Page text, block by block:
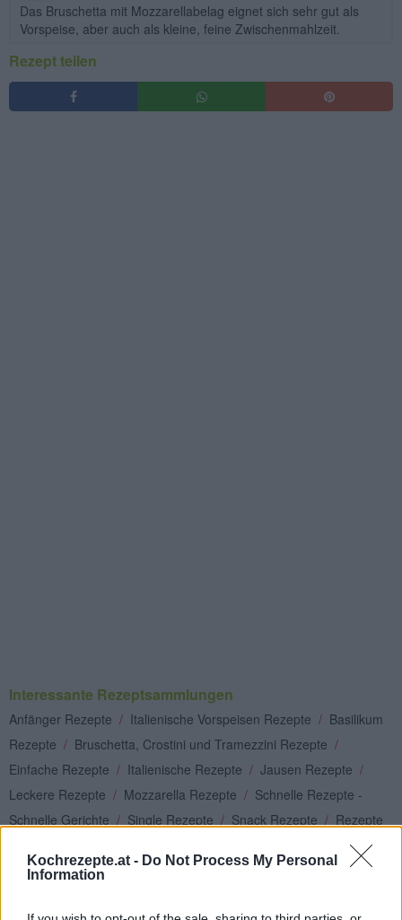
Kochrezepte.at - Do Not Process My Personal
Information
Das Bruschetta mit Mozzarellabelag eignet sich sehr gut als
Vorspeise, aber auch als kleine, feine Zwischenmahlzeit.
Rezept teilen
Interessante Rezeptsammlungen
Anfänger Rezepte / Italienische Vorspeisen Rezepte / Basilikum
Rezepte / Bruschetta, Crostini und Tramezzini Rezepte /
Einfache Rezepte / Italienische Rezepte / Jausen Rezepte /
Leckere Rezepte / Mozzarella Rezepte / Schnelle Rezepte -
Schnelle Gerichte / Single Rezepte / Snack Rezepte / Rezepte